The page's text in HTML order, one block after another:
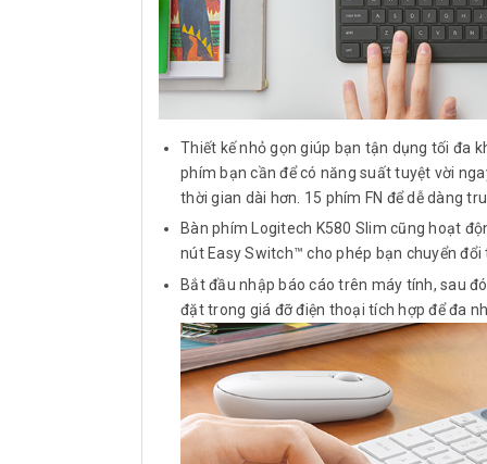
Thiết kế nhỏ gọn giúp bạn tận dụng tối đa
phím bạn cần để có năng suất tuyệt vời
thời gian dài hơn. 15 phím FN để dễ dàng
Bàn phím Logitech K580 Slim cũng hoạt
nút Easy Switch™ cho phép bạn chuyển
Bắt đầu nhập báo cáo trên máy tính, sau
đặt trong giá đỡ điện thoại tích hợp để đa